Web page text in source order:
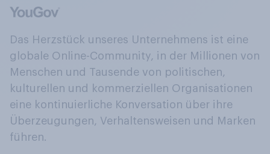
Das Herzstück unseres Unternehmens ist eine
globale Online-Community, in der Millionen von
Menschen und Tausende von politischen,
kulturellen und kommerziellen Organisationen
eine kontinuierliche Konversation über ihre
Überzeugungen, Verhaltensweisen und Marken
führen.